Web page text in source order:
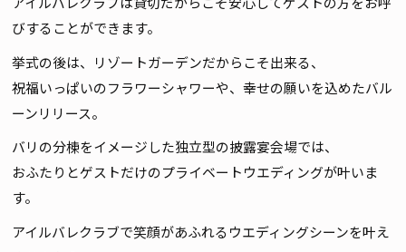
びすることができます。
挙式の後は、リゾートガーデンだからこそ出来る、
祝福いっぱいのフラワーシャワーや、幸せの願いを込めたバル
ーンリリース。
バリの分棟をイメージした独立型の披露宴会場では、
おふたりとゲストだけのプライベートウエディングが叶いま
す。
アイルバレクラブで笑顔があふれるウエディングシーンを叶え